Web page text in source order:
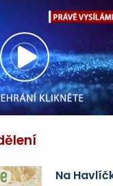
Přehrát
video
Na